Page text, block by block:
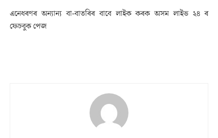
এনেধৰণৰ অন্যান্য বা-বাতৰিৰ বাবে লাইক কৰক অসম লাইভ ২৪ ৰ
ফেচবুক পেজ